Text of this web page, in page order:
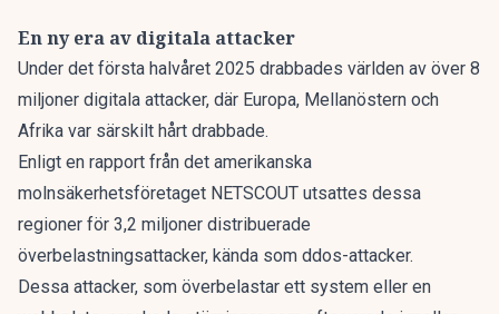
En ny era av digitala attacker
Under det första halvåret 2025 drabbades världen av över 8
miljoner digitala attacker, där Europa, Mellanöstern och
Afrika var särskilt hårt drabbade.
Enligt en rapport från det amerikanska
molnsäkerhetsföretaget NETSCOUT utsattes dessa
regioner för 3,2 miljoner distribuerade
överbelastningsattacker, kända som ddos-attacker.
Dessa attacker, som överbelastar ett system eller en